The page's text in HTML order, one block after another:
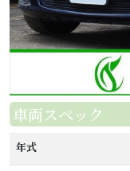
車両スペック
年式